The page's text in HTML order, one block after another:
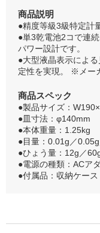
商品説明
●精度等級3級特定計
●単3乾電池2コで連
パワー設計です。
●大型液晶表示によ
定性を実現。 ※メー
商品スペック
●製品サイズ：
●皿寸法：φ140mm
●本体重量：1.25kg
●目量：0.01g／
●ひょう量：12g／
●電源の種類：ACア
●付属品：収納ケース